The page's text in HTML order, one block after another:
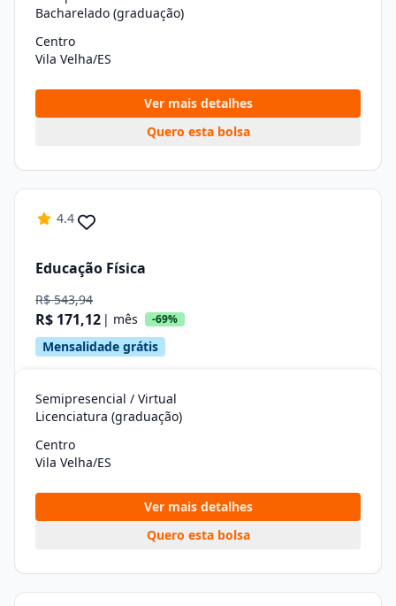
Bacharelado (graduação)
Centro
Vila Velha/ES
Ver mais detalhes
Quero esta bolsa
4.4
Educação Física
R$ 543,94
R$ 171,12 | mês -69%
Mensalidade grátis
Semipresencial / Virtual
Licenciatura (graduação)
Centro
Vila Velha/ES
Ver mais detalhes
Quero esta bolsa